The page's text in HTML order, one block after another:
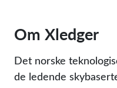
Om Xledger
Det norske
de ledende